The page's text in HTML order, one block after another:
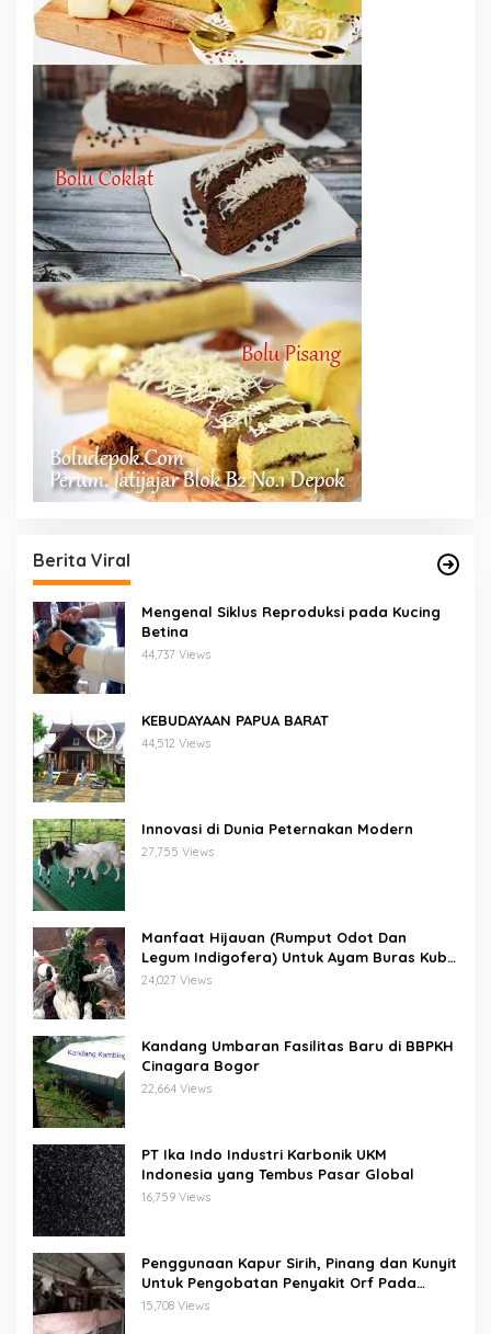
Berita Viral
Mengenal Siklus Reproduksi pada Kucing
Betina
44,737 Views
KEBUDAYAAN PAPUA BARAT
44,512 Views
Innovasi di Dunia Peternakan Modern
27,755 Views
Manfaat Hijauan (Rumput Odot Dan
Legum Indigofera) Untuk Ayam Buras Kub
Dan Sensi
24,027 Views
Kandang Umbaran Fasilitas Baru di BBPKH
Cinagara Bogor
22,664 Views
PT Ika Indo Industri Karbonik UKM
Indonesia yang Tembus Pasar Global
16,759 Views
Penggunaan Kapur Sirih, Pinang dan Kunyit
Untuk Pengobatan Penyakit Orf Pada
Domba/Kambing
15,708 Views